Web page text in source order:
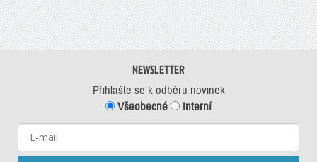
NEWSLETTER
Přihlašte se k odběru novinek
Všeobecné
Interní